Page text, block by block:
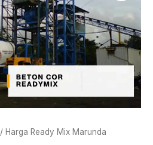
/ Harga Ready Mix Marunda